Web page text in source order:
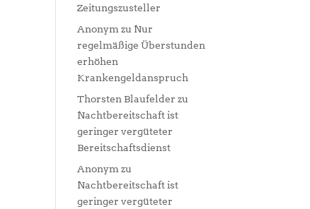
Zeitungszusteller
Anonym zu Nur
regelmäßige Überstunden
erhöhen
Krankengeldanspruch
Thorsten Blaufelder zu
Nachtbereitschaft ist
geringer vergüteter
Bereitschaftsdienst
Anonym zu
Nachtbereitschaft ist
geringer vergüteter